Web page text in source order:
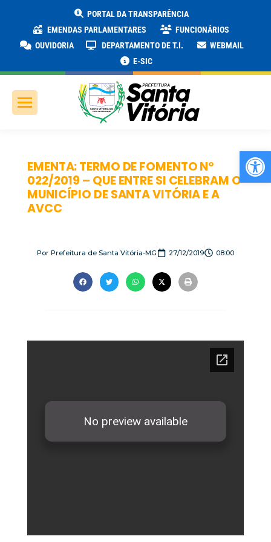
PORTAL DA TRANSPARÊNCIA
EMENDAS PARLAMENTARES
FUNCIONÁRIOS
OUVIDORIA
DEPARTAMENTO DE T.I.
WEBMAIL
E-SIC
EMENTA: TERMO DE FOMENTO Nº
022/2019 – QUE ENTRE SI CELEBRAM O
MUNICÍPIO DE SANTA VITÓRIA E A
AVCC
Por Prefeitura de Santa Vitória-MG 27/12/2019 08:00